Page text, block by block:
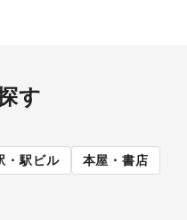
す
ーマーケット
・駅ビル 本屋・書店